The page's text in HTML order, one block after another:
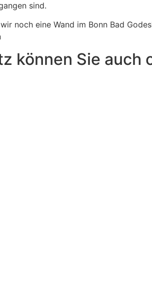
sind.
noch eine Wand im Bonn Bad
können Sie auch